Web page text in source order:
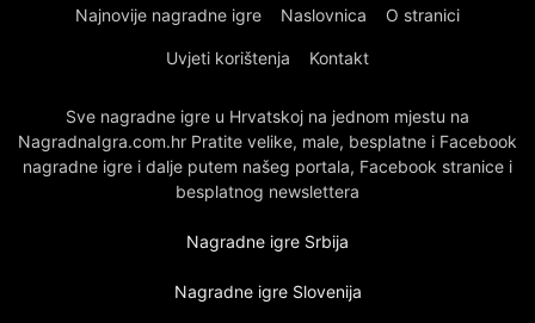
Najnovije nagradne igre Naslovnica O stranici
Uvjeti korištenja Kontakt
Sve nagradne igre u Hrvatskoj na jednom mjestu na
NagradnaIgra.com.hr Pratite velike, male, besplatne i Facebook
nagradne igre i dalje putem našeg portala, Facebook stranice i
besplatnog newslettera
Nagradne igre Srbija
Nagradne igre Slovenija